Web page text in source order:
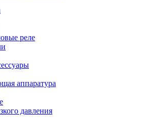
реле
аппаратура
давления